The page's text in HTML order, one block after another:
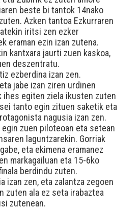
beste bi tantok 14nako
Azken tantoa Ezkurraren
iritsi zen ezker
eraman ezin izan zutena.
kantxara jaurti zuen kaskoa,
deszentratu.
ezberdina izan zen.
jabe izan ziren urdinen
ihes egiten ziela ikusten zuten
tanto egin zituen saketik eta
nagusia izan zen.
zuen piloteoan eta setean
laguntzarekin. Gorriak
eta ekimena eramanez
markagailuan eta 15-6ko
berdindu zuten.
izan zen, eta zalantza zegoen
zuten ala ez seta irabaztea
zutenean.